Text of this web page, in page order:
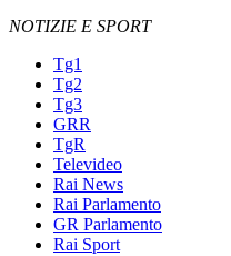
NOTIZIE E SPORT
Tg1
Tg2
Tg3
GRR
TgR
Televideo
Rai News
Rai Parlamento
GR Parlamento
Rai Sport